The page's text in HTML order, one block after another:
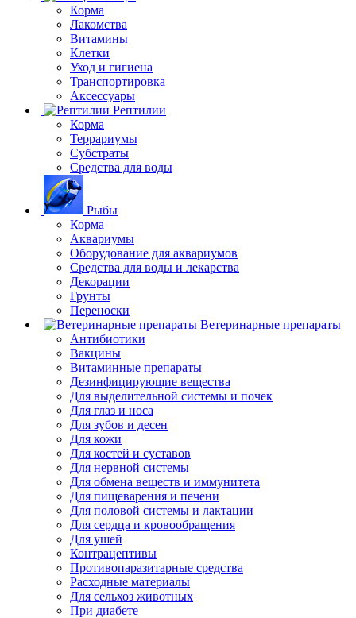
Корма
Лакомства
Витамины
Клетки
Уход и гигиена
Транспортировка
Аксессуары
Рептилии
Корма
Террариумы
Субстраты
Средства для воды
Рыбы
Корма
Аквариумы
Оборудование для аквариумов
Средства для воды и лекарства
Декорации
Грунты
Переноски
Ветеринарные препараты
Антибиотики
Вакцины
Витаминные препараты
Дезинфицирующие вещества
Для выделительной системы и почек
Для глаз и носа
Для зубов и десен
Для кожи
Для костей и суставов
Для нервной системы
Для обмена веществ и иммунитета
Для пищеварения и печени
Для половой системы и лактации
Для сердца и кровообращения
Для ушей
Контрацептивы
Противопаразитарные средства
Расходные материалы
Для сельхоз животных
При диабете